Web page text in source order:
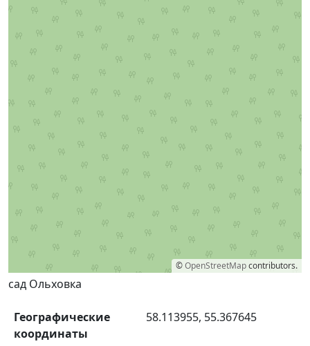
©OpenStreetMapcontributors.
сад Ольховка
Географические
координаты
58.113955, 55.367645